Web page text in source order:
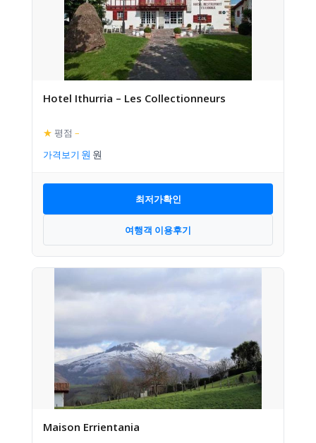
Hotel Ithurria – Les Collectionneurs
★ 평점 –
가격보기
최저가확인
여행객 이용후기
Maison Errientania